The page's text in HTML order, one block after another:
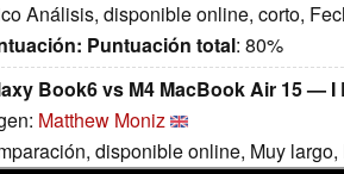
Análisis, disponible online, corto,
Puntuación total: 80%
Book6 vs M4 MacBook Air 15 —
Matthew Moniz
disponible online, Muy